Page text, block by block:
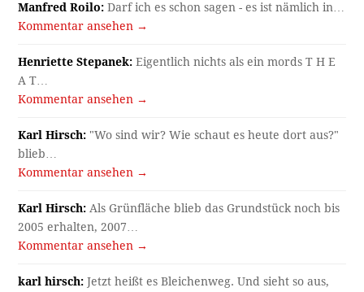
Manfred Roilo: Darf ich es schon sagen - es ist nämlich in…
Kommentar ansehen →
Henriette Stepanek: Eigentlich nichts als ein mords T H E
A T…
Kommentar ansehen →
Karl Hirsch: "Wo sind wir? Wie schaut es heute dort aus?"
blieb…
Kommentar ansehen →
Karl Hirsch: Als Grünfläche blieb das Grundstück noch bis
2005 erhalten, 2007…
Kommentar ansehen →
karl hirsch: Jetzt heißt es Bleichenweg. Und sieht so aus,